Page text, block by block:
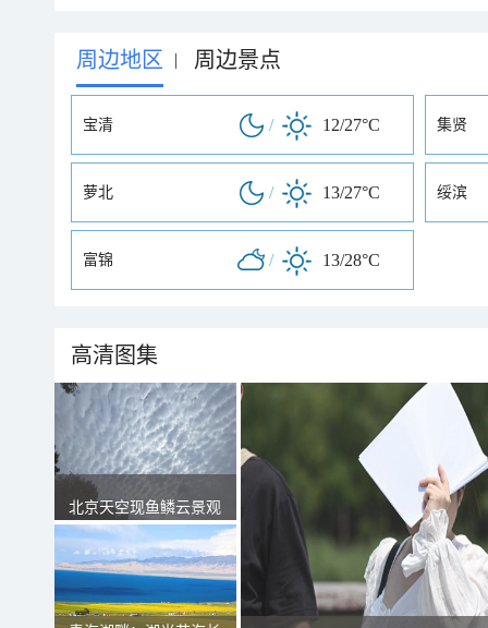
周边地区 | 周边景点
宝清 / 12/27°C 集贤
萝北 / 13/27°C 绥滨
富锦 / 13/28°C
高清图集
北京天空现鱼鳞云景观